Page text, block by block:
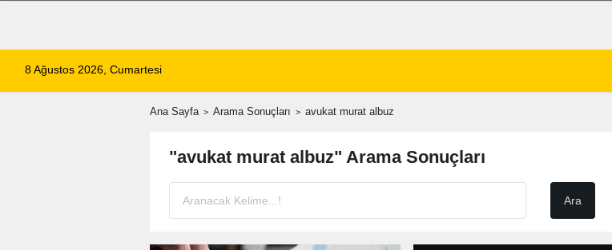
8 Ağustos 2026, Cumartesi
Ana Sayfa Arama Sonuçları avukat murat albuz
"avukat murat albuz" Arama Sonuçları